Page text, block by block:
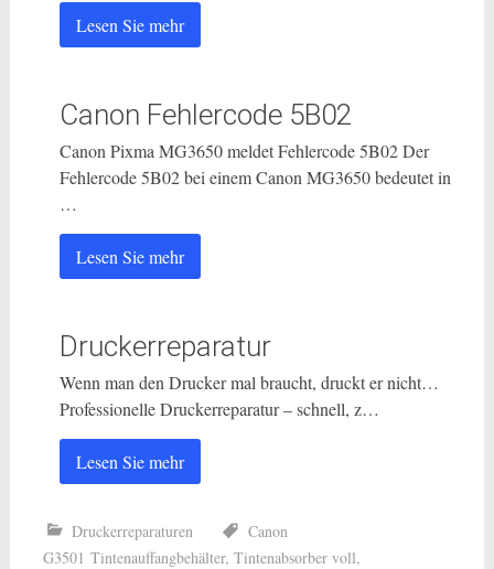
Lesen Sie mehr
Canon Fehlercode 5B02
Canon Pixma MG3650 meldet Fehlercode 5B02 Der
Fehlercode 5B02 bei einem Canon MG3650 bedeutet in
…
Lesen Sie mehr
Druckerreparatur
Wenn man den Drucker mal braucht, druckt er nicht…
Professionelle Druckerreparatur – schnell, z…
Lesen Sie mehr
Druckerreparaturen
Canon
G3501 Tintenauffangbehälter, Tintenabsorber voll,